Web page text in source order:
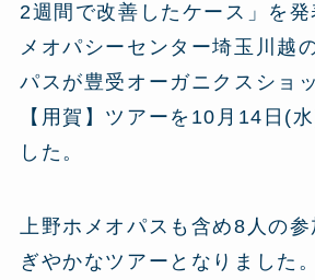
2週間で改善したケース」を
メオパシーセンター埼玉川越
パスが豊受オーガニクスショ
【用賀】ツアーを10月14日(
した。
上野ホメオパスも含め8人の
ぎやかなツアーとなりました。